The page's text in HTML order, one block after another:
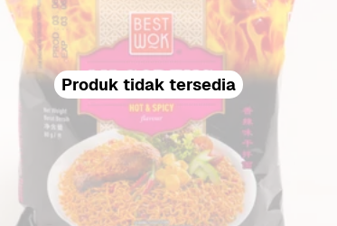
Produk tidak tersedia